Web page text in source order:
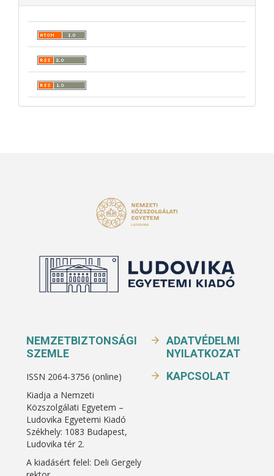
NEMZETBIZTONSÁGI
SZEMLE
ISSN 2064-3756 (online)
Kiadja a Nemzeti
Közszolgálati Egyetem –
Ludovika Egyetemi Kiadó
Székhely: 1083 Budapest,
Ludovika tér 2.
A kiadásért felel: Deli Gergely
ADATVÉDELMI
NYILATKOZAT
KAPCSOLAT